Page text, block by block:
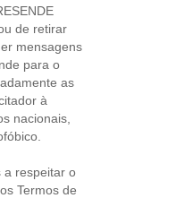
de retirar
mensagens
para o
as
à
nacionais,
a respeitar o
Termos de